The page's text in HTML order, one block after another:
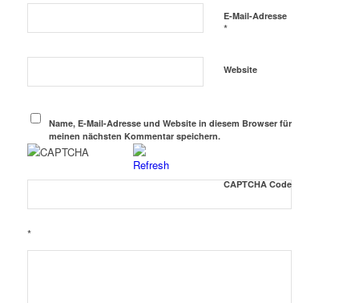
E-Mail-Adresse
*
Website
Name, E-Mail-Adresse und Website in diesem Browser für
meinen nächsten Kommentar speichern.
CAPTCHA Code
*